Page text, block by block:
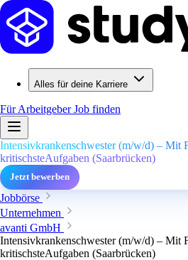
Alles für deine Karriere
Für ArbeitgeberJob finden
Intensivkrankenschwester (m/w/d) – Mit
kritischsteAufgaben (Saarbrücken)
Jetzt bewerben
Jobbörse
Unternehmen
avanti GmbH
Intensivkrankenschwester (m/w/d) – Mit
kritischsteAufgaben (Saarbrücken)